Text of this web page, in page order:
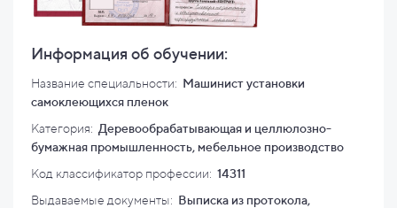
Информация об обучении:
Название специальности: Машинист установки
самоклеющихся пленок
Категория: Деревообрабатывающая и целлюлозно-
бумажная промышленность, мебельное производство
Код классификатор профессии: 14311
Выдаваемые документы: Выписка из протокола,